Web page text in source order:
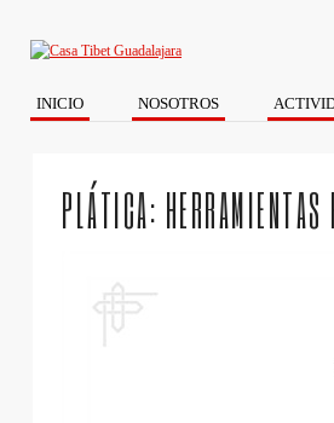
INICIO NOSOTROS
PLÁTICA: